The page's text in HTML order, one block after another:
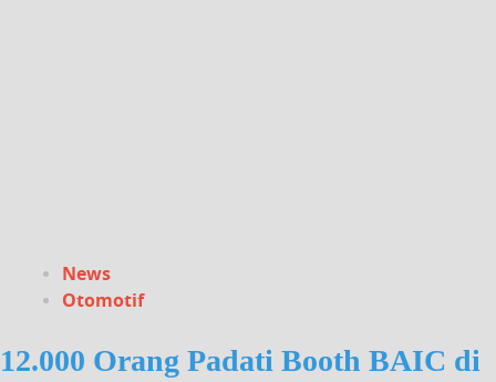
News
Otomotif
12.000 Orang Padati Booth BAIC di